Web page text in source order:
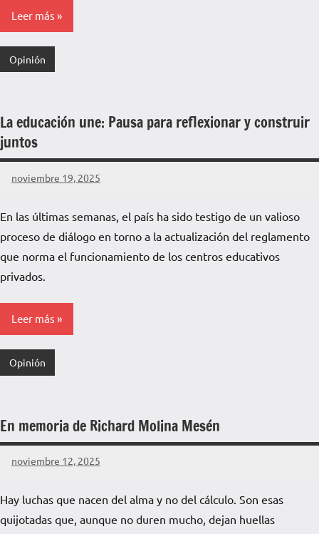
Leer más
Opinión
La educación une: Pausa para reflexionar y construir
juntos
noviembre 19, 2025
La
de
La
Pampa
En las últimas semanas, el país ha sido testigo de un valioso
proceso de diálogo en torno a la actualización del reglamento
que norma el funcionamiento de los centros educativos
privados.
Leer más
Opinión
En memoria de Richard Molina Mesén
noviembre 12, 2025
La
de
La
Hay luchas que nacen del alma y no del cálculo. Son esas
quijotadas que, aunque no duren mucho, dejan huellas